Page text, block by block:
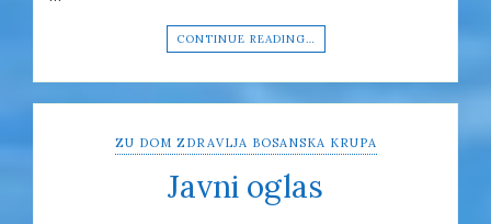
CONTINUE READING…
ZU DOM ZDRAVLJA BOSANSKA KRUPA
Javni oglas